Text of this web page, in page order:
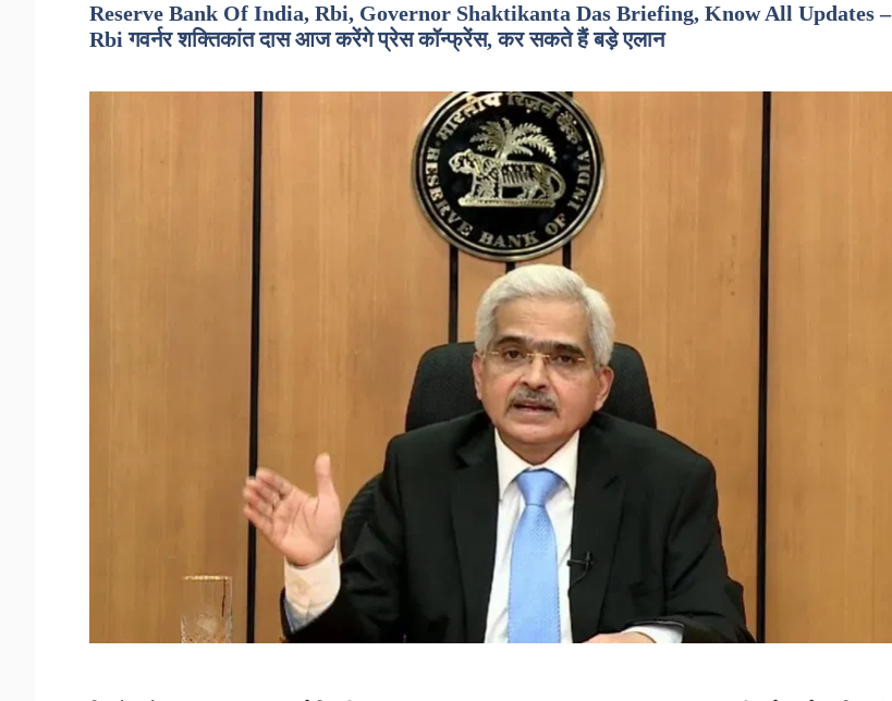
Reserve Bank Of India, Rbi, Governor Shaktikanta Das Briefing, Know All Updates –
Rbi गवर्नर शक्तिकांत दास आज करेंगे प्रेस कॉन्फ्रेंस, कर सकते हैं बड़े एलान